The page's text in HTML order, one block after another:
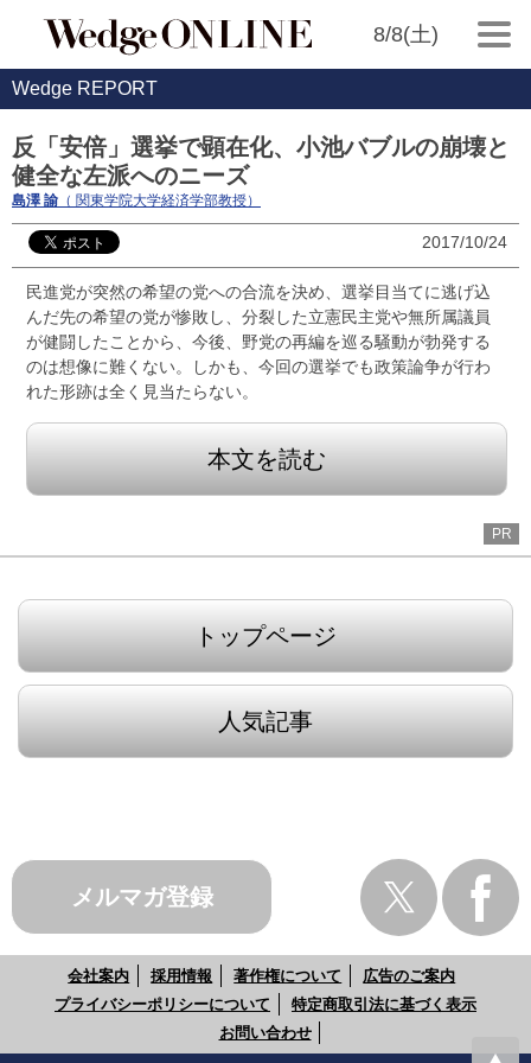
8/8(土)
Wedge REPORT
反「安倍」選挙で顕在化、小池バブルの崩壊と
健全な左派へのニーズ
島澤 諭 （ 関東学院大学経済学部教授）
2017/10/24
民進党が突然の希望の党への合流を決め、選挙目当てに逃げ込
んだ先の希望の党が惨敗し、分裂した立憲民主党や無所属議員
が健闘したことから、今後、野党の再編を巡る騒動が勃発する
のは想像に難くない。しかも、今回の選挙でも政策論争が行わ
れた形跡は全く見当たらない。
本文を読む
PR
トップページ
人気記事
メルマガ登録
会社案内 採用情報 著作権について
広告のご案内
プライバシーポリシーについて
特定商取引法に基づく表示
お問い合わせ